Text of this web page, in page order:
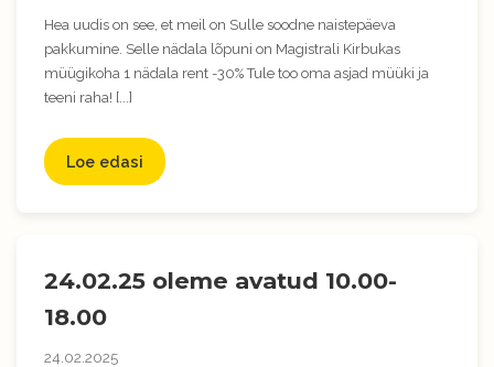
Hea uudis on see, et meil on Sulle soodne naistepäeva
pakkumine. Selle nädala lõpuni on Magistrali Kirbukas
müügikoha 1 nädala rent -30% Tule too oma asjad müüki ja
teeni raha! [...]
Loe edasi
24.02.25 oleme avatud 10.00-
18.00
24.02.2025